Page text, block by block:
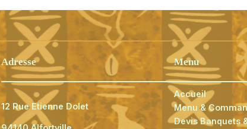
Adresse
12 Rue Etienne Dolet
Menu
Accueil
Menu &
Devis Banquets